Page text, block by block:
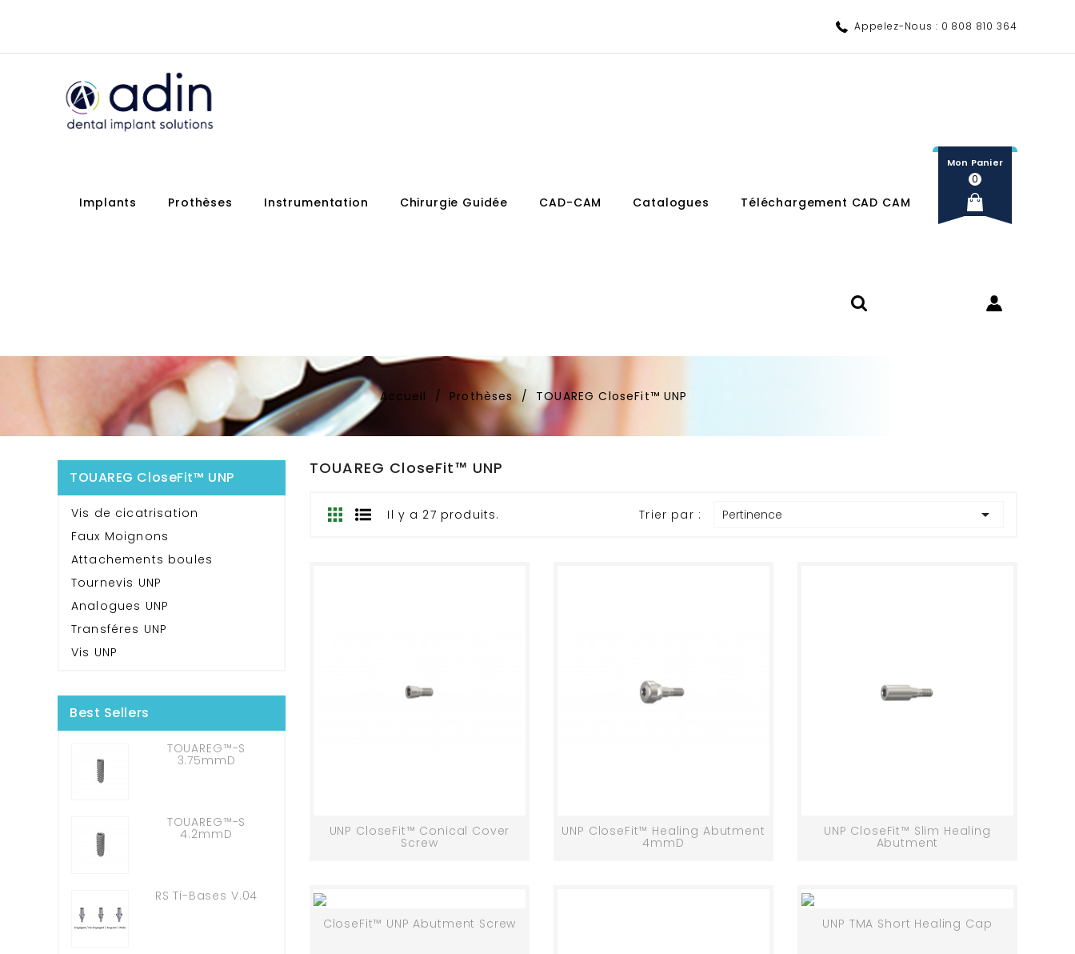
Appelez-Nous : 0 808 810 364
Implants Prothèses Instrumentation Chirurgie Guidée CAD-CAM Catalogues Téléchargement CAD CAM
Mon Panier
0
Accueil Prothèses TOUAREG CloseFit™ UNP
TOUAREG CloseFit™ UNP
Vis de cicatrisation
Faux Moignons
Attachements boules
Tournevis UNP
Analogues UNP
Transféres UNP
Vis UNP
Best Sellers
TOUAREG™-S
3.75mmD
TOUAREG™-S
4.2mmD
RS Ti-Bases V.04
TOUAREG CloseFit™ UNP
Il y a 27 produits. Trier par : Pertinence 
UNP CloseFit™ Conical Cover
Screw
UNP CloseFit™ Healing Abutment
4mmD
UNP CloseFit™ Slim Healing
Abutment
CloseFit™ UNP Abutment Screw UNP TMA Short Healing Cap